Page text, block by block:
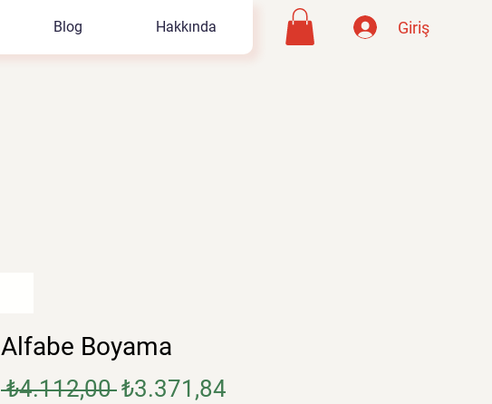
Blog Hakkında Giriş
Alfabe Boyama
₺4.112,00 Normal
₺3.371,84